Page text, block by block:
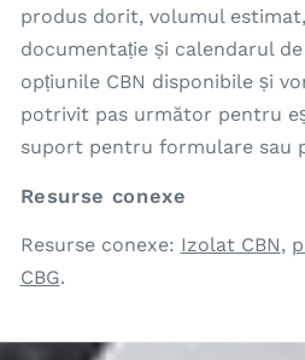
produs dorit, volumul
documentație și calendarul
opțiunile CBN disponibile și
potrivit pas următor pentru
suport pentru formulare sau
Resurse conexe
Resurse conexe: Izolat CBN,
CBG.